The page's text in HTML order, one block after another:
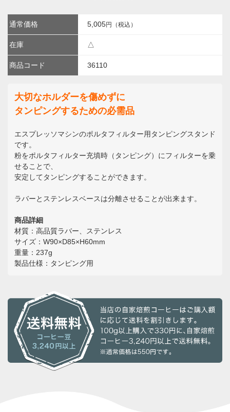
通常価格 5,005円（税込）
在庫 △
商品コード 36110
大切なホルダーを傷めずに
タンピングするための必需品
エスプレッソマシンのポルタフィルター用タンピングスタンド
です。
粉をポルタフィルター充填時（タンピング）にフィルターを乗
せることで、
安定してタンピングすることができます。
ラバーとステンレスベースは分離させることが出来ます。
商品詳細
材質：高品質ラバー、ステンレス
サイズ：W90×D85×H60mm
重量：237g
製品仕様：タンピング用